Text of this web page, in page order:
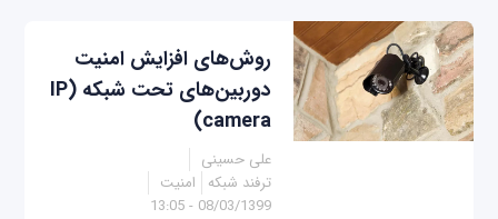
روش‌های افزایش امنیت
دوربین‌های تحت شبکه (IP
camera)
علی حسینی
ترفند شبکه
امنیت
08/03/1399 - 13:05